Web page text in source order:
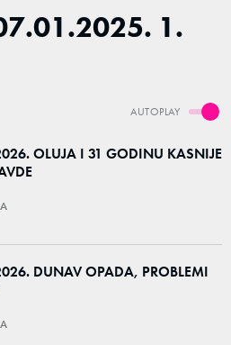
1.
AUTOPLAY
OLUJA I 31 GODINU KASNIJE
DUNAV OPADA, PROBLEMI